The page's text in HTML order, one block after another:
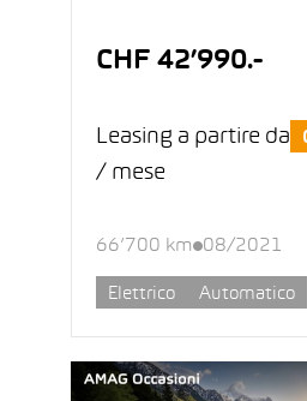
CHF 42’990.-
Leasing a partire da
/ mese
66’700 km 08/2021
Elettrico Automatico